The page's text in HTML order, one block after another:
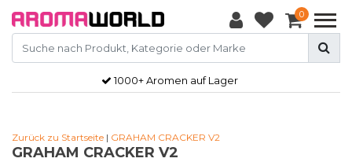
0
1000+ Aromen auf Lager
Zurück zu Startseite | GRAHAM CRACKER V2
GRAHAM CRACKER V2